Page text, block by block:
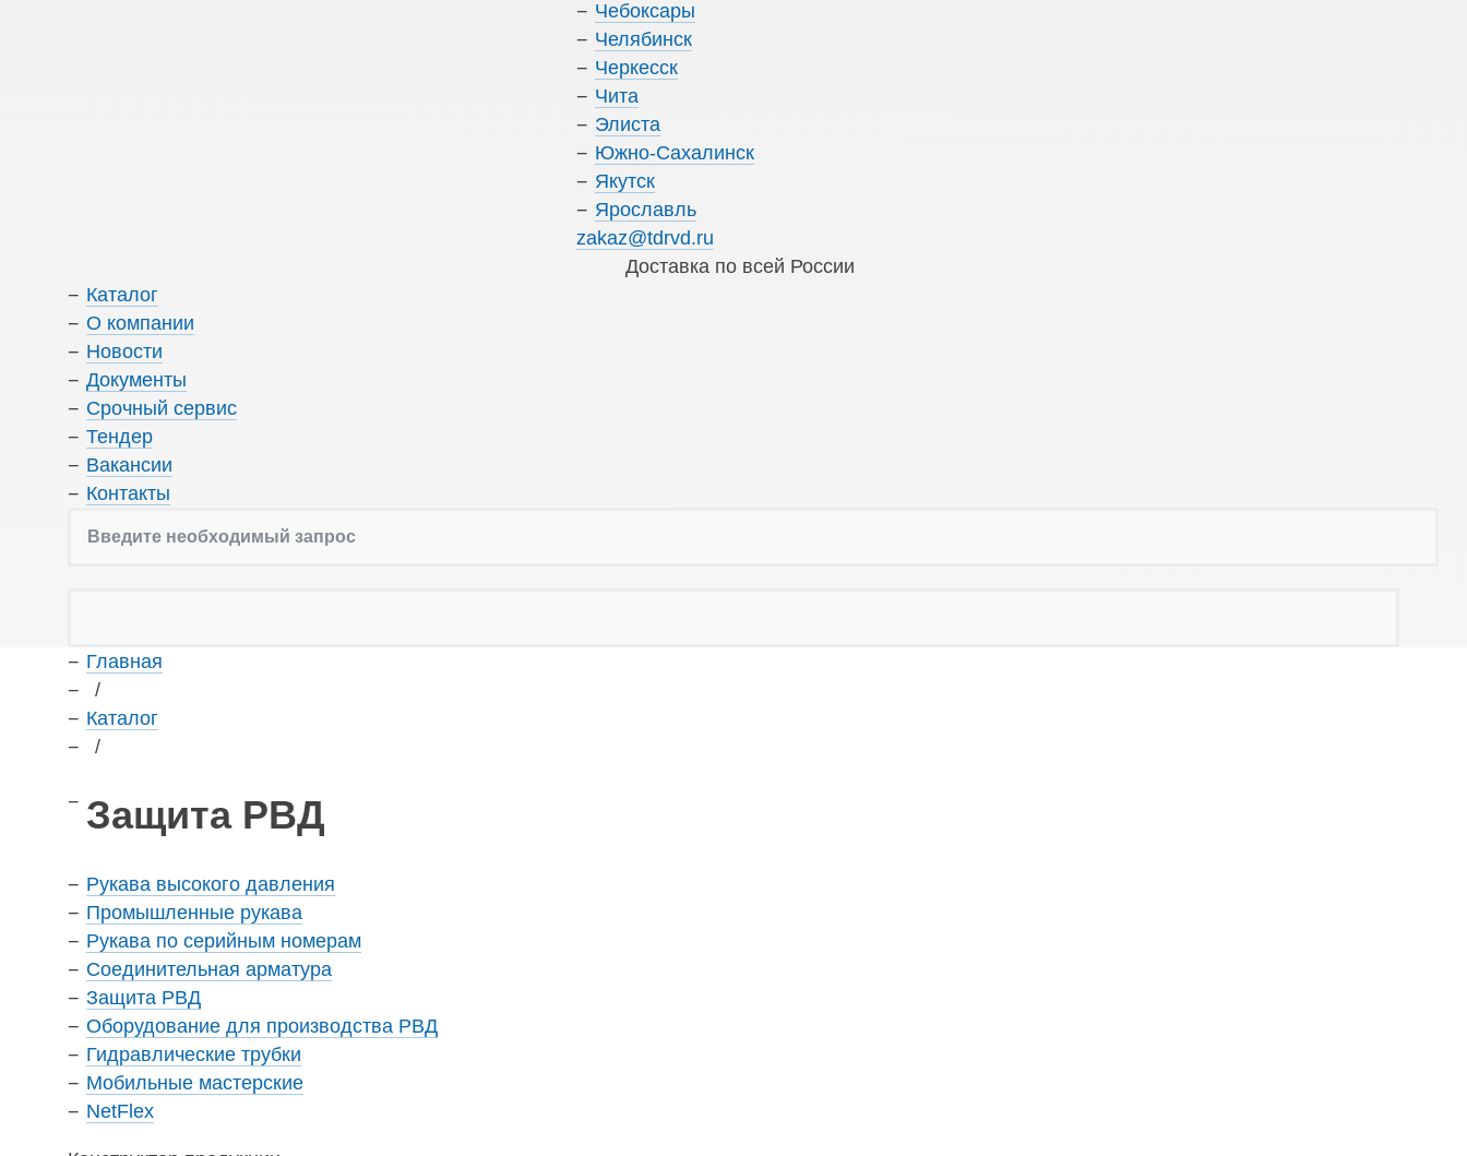
Чебоксары
Челябинск
Черкесск
Чита
Элиста
Южно-Сахалинск
Якутск
Ярославль
zakaz@tdrvd.ru
Доставка по всей России
Каталог
О компании
Новости
Документы
Срочный сервис
Тендер
Вакансии
Контакты
Главная
/
Каталог
/
Защита РВД
Рукава высокого давления
Промышленные рукава
Рукава по серийным номерам
Соединительная арматура
Защита РВД
Оборудование для производства РВД
Гидравлические трубки
Мобильные мастерские
NetFlex